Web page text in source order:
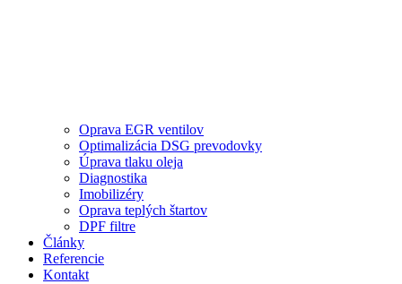
Oprava EGR ventilov
Optimalizácia DSG prevodovky
Úprava tlaku oleja
Diagnostika
Imobilizéry
Oprava teplých štartov
DPF filtre
Články
Referencie
Kontakt